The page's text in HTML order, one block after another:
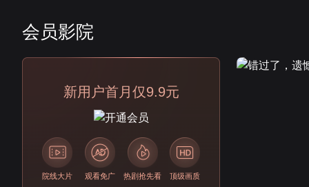
会员影院
新用户首月仅9.9元
院线大片 观看免广 热剧抢先看 顶级画质
会员